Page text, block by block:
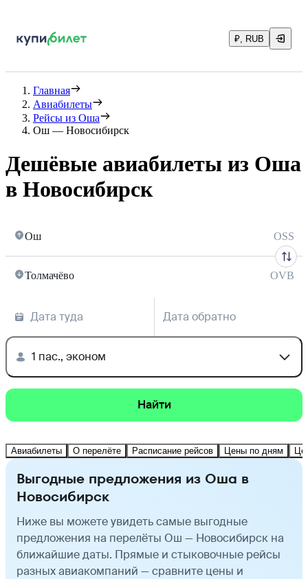
₽, RUB
Главная
Авиабилеты
Рейсы из Оша
Ош — Новосибирск
Дешёвые авиабилеты из Оша
в Новосибирск
Ош OSS
Толмачёво OVB
Дата туда Дата обратно
1 пас., эконом
Найти
Авиабилеты О перелёте Расписание рейсов Цены по дням
Выгодные предложения из Оша в
Новосибирск
Ниже вы можете увидеть самые выгодные
предложения на перелёты Ош — Новосибирск на
ближайшие даты. Прямые и стыковочные рейсы
разных авиакомпаний — сравните цены и